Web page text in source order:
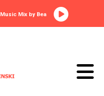
Music Mix by Bea